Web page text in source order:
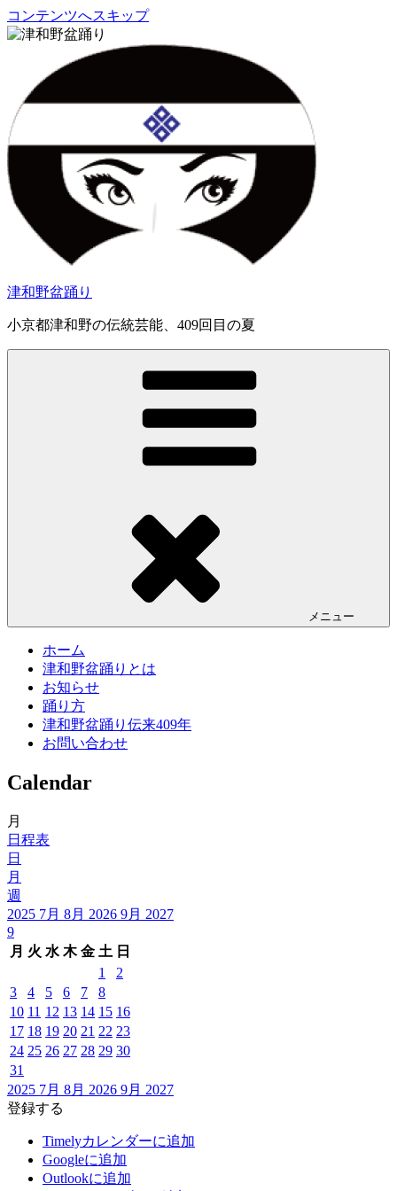
コンテンツへスキップ
津和野盆踊り
小京都津和野の伝統芸能、409回目の夏
メニュー
ホーム
津和野盆踊りとは
お知らせ
踊り方
津和野盆踊り伝来409年
お問い合わせ
Calendar
月
日程表
日
月
週
2025 7月 8月 2026 9月 2027
9
月 火 水 木 金 土 日
1
2
3
4 5 6 7
8
10 11 12 13 14 15 16
17 18 19 20 21 22 23
24 25 26 27 28 29 30
31
2025 7月 8月 2026 9月 2027
登録する
Timelyカレンダーに追加
Googleに追加
Outlookに追加